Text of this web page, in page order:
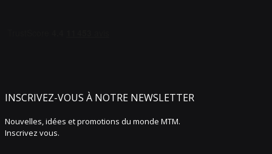
INSCRIVEZ-VOUS À NOTRE NEWSLETTER
Nouvelles, idées et promotions du monde MTM.
Inscrivez vous.